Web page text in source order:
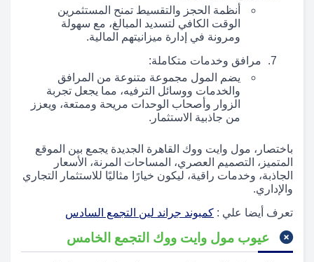
أنظمة الحجز والتقسيط تمنح المستثمرين
الوقت الكافي لتسديد المبالغ، مع سهولة
ومرونة في إدارة ميزانيتهم المالية.
مرافق وخدمات متكاملة:
يضم المول مجموعة متنوعة من المرافق
والخدمات ووسائل الترفيه، مما يجعل تجربة
الزوار وأصحاب الوحدات مريحة وممتعة، ويعزز
من جاذبية الاستثمار.
باختصار، مول وايت ووك القاهرة الجديدة يجمع بين الموقع
المتميز، التصميم العصري، المساحات المرنة، الأسعار
الجاذبة، وخدمات راقية، ليكون خيارًا مثاليًا للاستثمار التجاري
والإداري.
تعرف أيضا علي : كمبوند جراند لين التجمع السادس
عيوب مول وايت ووك التجمع الخامس